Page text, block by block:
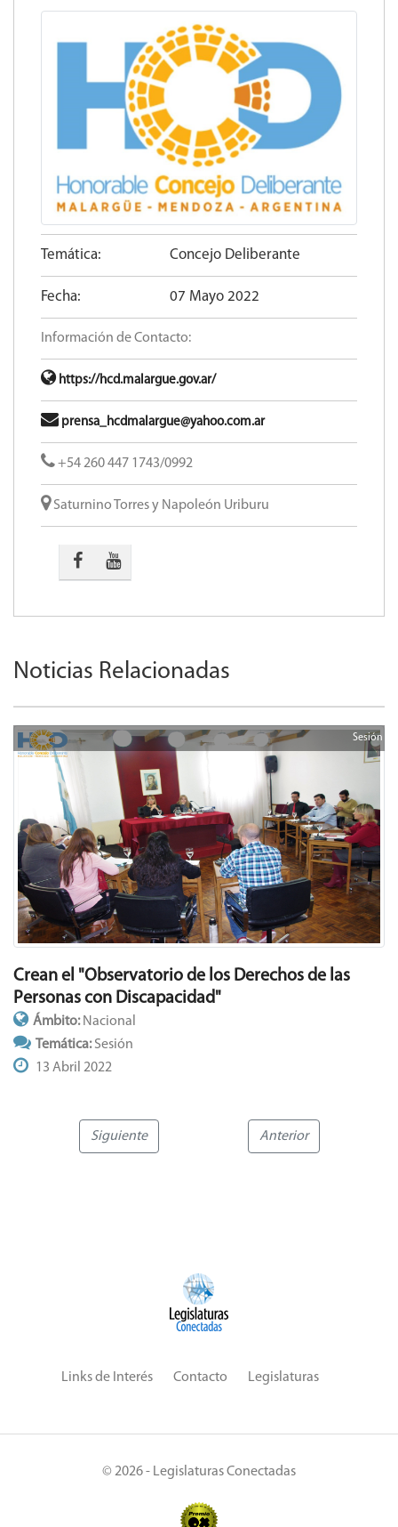
Temática: Concejo Deliberante
Fecha: 07 Mayo 2022
Información de Contacto:
https://hcd.malargue.gov.ar/
prensa_hcdmalargue@yahoo.com.ar
+54 260 447 1743/0992
Saturnino Torres y Napoleón Uriburu
Noticias Relacionadas
Sesión
Crean el "Observatorio de los Derechos de las
Personas con Discapacidad"
Ámbito: Nacional
Temática:Sesión
13 Abril 2022
Siguiente Anterior
Links de Interés Contacto Legislaturas
© 2026 - Legislaturas Conectadas